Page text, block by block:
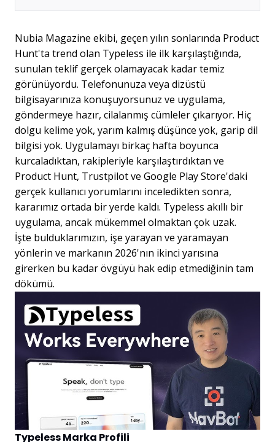
Nubia Magazine ekibi, geçen yılın sonlarında Product
Hunt'ta trend olan Typeless ile ilk karşılaştığında,
sunulan teklif gerçek olamayacak kadar temiz
görünüyordu. Telefonunuza veya dizüstü
bilgisayarınıza konuşuyorsunuz ve uygulama,
göndermeye hazır, cilalanmış cümleler çıkarıyor. Hiç
dolgu kelime yok, yarım kalmış düşünce yok, garip dil
bilgisi yok. Uygulamayı birkaç hafta boyunca
kurcaladıktan, rakipleriyle karşılaştırdıktan ve
Product Hunt, Trustpilot ve Google Play Store'daki
gerçek kullanıcı yorumlarını inceledikten sonra,
kararımız ortada bir yerde kaldı. Typeless akıllı bir
uygulama, ancak mükemmel olmaktan çok uzak.
İşte bulduklarımızın, işe yarayan ve yaramayan
yönlerin ve markanın 2026'nın ikinci yarısına
girerken bu kadar övgüyü hak edip etmediğinin tam
dökümü.
Typeless Marka Profili